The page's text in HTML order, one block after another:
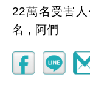
22萬名受害
名，阿們